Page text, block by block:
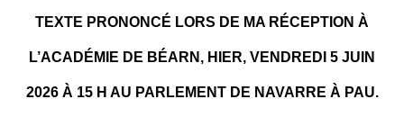
TEXTE PRONONCÉ LORS DE MA RÉCEPTION À
L’ACADÉMIE DE BÉARN, HIER, VENDREDI 5 JUIN
2026 À 15 H AU PARLEMENT DE NAVARRE À PAU.